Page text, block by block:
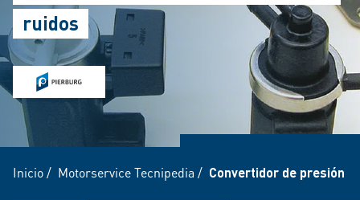
ruidos
Inicio/ Motorservice Tecnipedia / Convertidor de presión